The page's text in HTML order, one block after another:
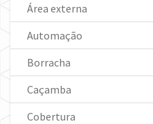
Área externa
Automação
Borracha
Caçamba
Cobertura